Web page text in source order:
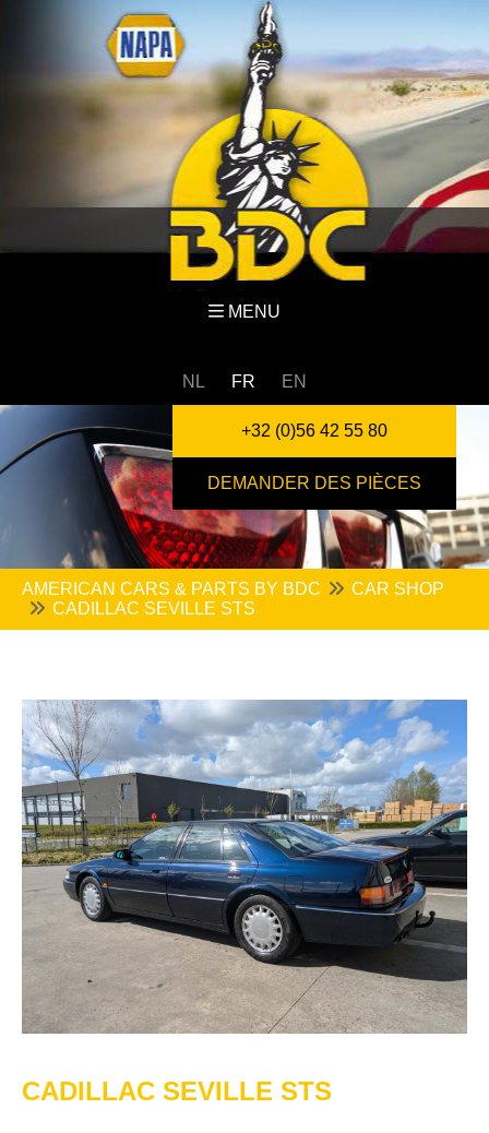
MENU
NL FR EN
+32 (0)56 42 55 80
DEMANDER DES PIÈCES
AMERICAN CARS & PARTS BY BDC
CAR SHOP
CADILLAC SEVILLE STS
CADILLAC SEVILLE STS